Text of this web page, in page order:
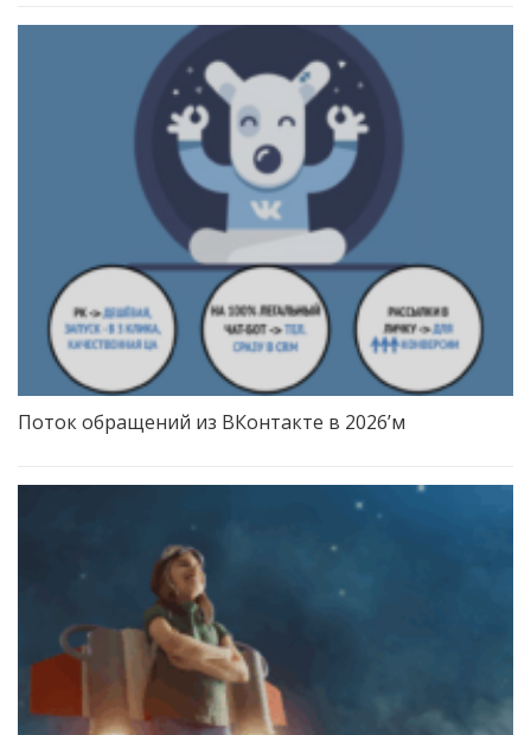
Поток обращений из ВКонтакте в 2026’м